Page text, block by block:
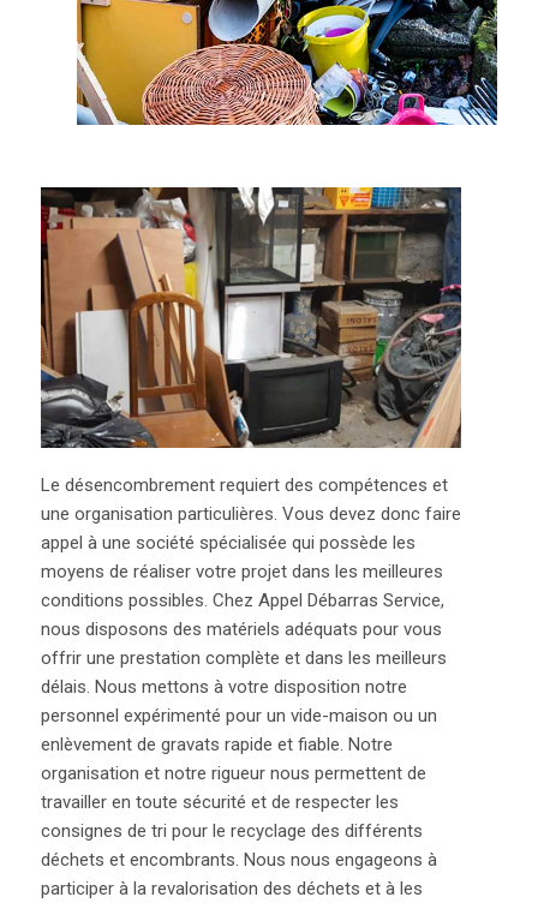
Le désencombrement requiert des compétences et
une organisation particulières. Vous devez donc faire
appel à une société spécialisée qui possède les
moyens de réaliser votre projet dans les meilleures
conditions possibles. Chez Appel Débarras Service,
nous disposons des matériels adéquats pour vous
offrir une prestation complète et dans les meilleurs
délais. Nous mettons à votre disposition notre
personnel expérimenté pour un vide-maison ou un
enlèvement de gravats rapide et fiable. Notre
organisation et notre rigueur nous permettent de
travailler en toute sécurité et de respecter les
consignes de tri pour le recyclage des différents
déchets et encombrants. Nous nous engageons à
participer à la revalorisation des déchets et à les